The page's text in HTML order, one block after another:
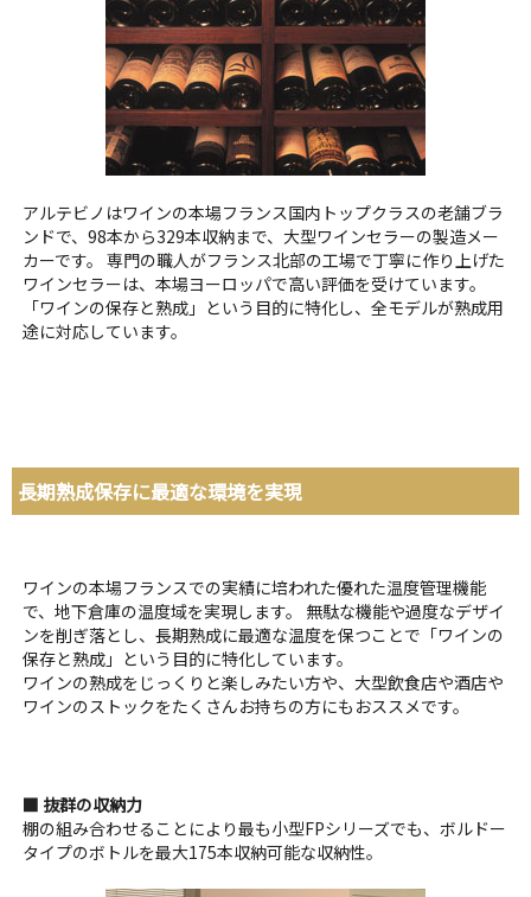
アルテビノはワインの本場フランス国内トップクラスの老舗ブラ
ンドで、98本から329本収納まで、大型ワインセラーの製造メー
カーです。 専門の職人がフランス北部の工場で丁寧に作り上げた
ワインセラーは、本場ヨーロッパで高い評価を受けています。
「ワインの保存と熟成」という目的に特化し、全モデルが熟成用
途に対応しています。
長期熟成保存に最適な環境を実現
ワインの本場フランスでの実績に培われた優れた温度管理機能
で、地下倉庫の温度域を実現します。 無駄な機能や過度なデザイ
ンを削ぎ落とし、長期熟成に最適な温度を保つことで「ワインの
保存と熟成」という目的に特化しています。
ワインの熟成をじっくりと楽しみたい方や、大型飲食店や酒店や
ワインのストックをたくさんお持ちの方にもおススメです。
■ 抜群の収納力
棚の組み合わせることにより最も小型FPシリーズでも、ボルドー
タイプのボトルを最大175本収納可能な収納性。